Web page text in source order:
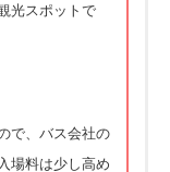
光スポットで
で、バス会社の
場料は少し高め